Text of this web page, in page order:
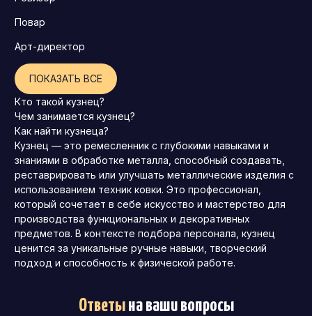
Повар
Арт-директор
ПОКАЗАТЬ ВСЕ
Кто такой кузнец?
Чем занимается кузнец?
Как найти кузнеца?
Кузнец — это ремесленник с глубокими навыками и
знаниями в обработке металла, способный создавать,
реставрировать или улучшать металлические изделия с
использованием техник ковки. Это профессионал,
который сочетает в себе искусство и мастерство для
производства функциональных и декоративных
предметов. В контексте подбора персонала, кузнец
ценится за уникальные ручные навыки, творческий
подход и способность к физической работе.
Ответына ваши вопросы